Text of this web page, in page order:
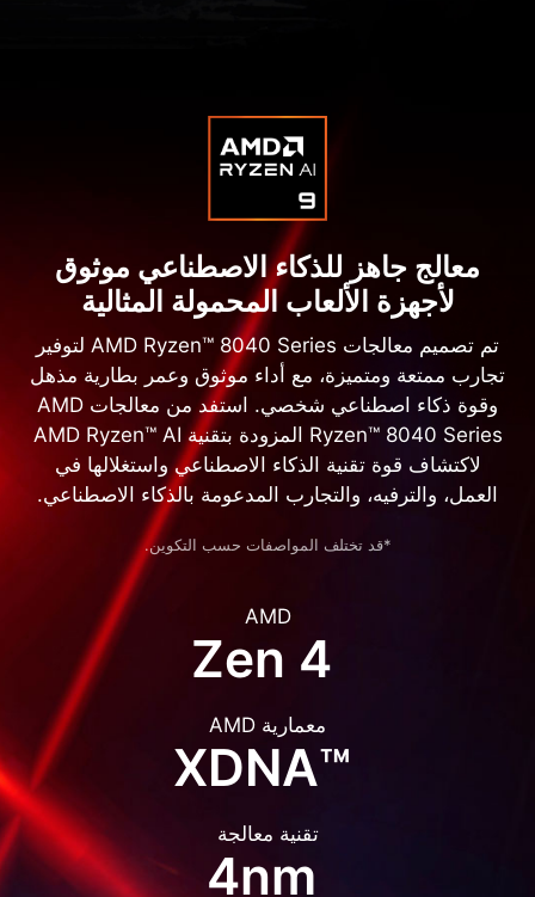
معالج جاهز للذكاء الاصطناعي موثوق
لأجهزة الألعاب المحمولة المثالية
تم تصميم معالجات AMD Ryzen™ 8040 Series لتوفير
تجارب ممتعة ومتميزة، مع أداء موثوق وعمر بطارية مذهل
وقوة ذكاء اصطناعي شخصي. استفد من معالجات AMD
Ryzen™ 8040 Series المزودة بتقنية AMD Ryzen™ AI
لاكتشاف قوة تقنية الذكاء الاصطناعي واستغلالها في
العمل، والترفيه، والتجارب المدعومة بالذكاء الاصطناعي.
*قد تختلف المواصفات حسب التكوين.
AMD
Zen 4
معمارية AMD
™XDNA
تقنية معالجة
4nm